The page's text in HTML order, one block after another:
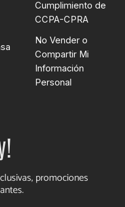
Cumplimiento de
CCPA-CPRA
No Vender o
Compartir Mi
Información
Personal
promociones